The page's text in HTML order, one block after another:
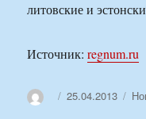
литовские и
Источник:regnum.ru
АвторОпубликовано
25.04.2013